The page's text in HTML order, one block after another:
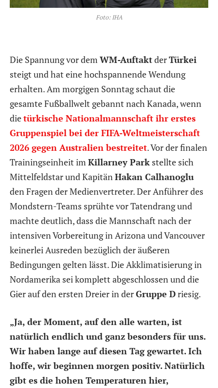
Foto: IHA
Die Spannung vor dem WM-AuftaktderTürkei
steigt und hat eine hochspannende Wendung
erhalten. Am morgigen Sonntag schaut die
gesamte Fußballwelt gebannt nach Kanada, wenn
dietürkische Nationalmannschaft ihr erstes
Gruppenspiel bei der FIFA-Weltmeisterschaft
2026 gegen Australien bestreitet. Vor der finalen
Trainingseinheit im Killarney Park stellte sich
Mittelfeldstar und Kapitän Hakan Calhanoglu
den Fragen der Medienvertreter. Der Anführer des
Mondstern-Teams sprühte vor Tatendrang und
machte deutlich, dass die Mannschaft nach der
intensiven Vorbereitung in Arizona und Vancouver
keinerlei Ausreden bezüglich der äußeren
Bedingungen gelten lässt. Die Akklimatisierung in
Nordamerika sei komplett abgeschlossen und die
Gier auf den ersten Dreier in derGruppe Driesig.
„Ja, der Moment, auf den alle warten, ist
natürlich endlich und ganz besonders für uns.
Wir haben lange auf diesen Tag gewartet. Ich
hoffe, wir beginnen morgen positiv. Natürlich
gibt es die hohen Temperaturen hier,